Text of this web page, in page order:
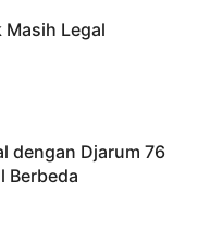
Masih Legal
dengan Djarum 76
Berbeda